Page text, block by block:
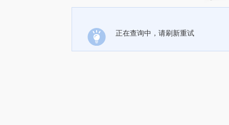
正在查询中，请刷新重试